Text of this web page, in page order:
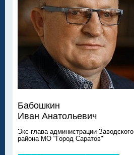
Бабошкин
Иван Анатольевич
Экс-глава администрации Заводского
района МО "Город Саратов"